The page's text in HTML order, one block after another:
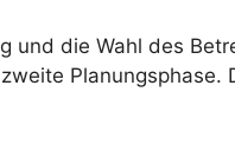
und die Wahl des